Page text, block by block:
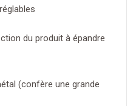
du produit à épandre
(confère une grande